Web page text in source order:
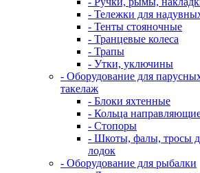
- Тележки для
- Тенты стояночные
- Транцевые колеса
- Трапы
- Утки, уключины
- Оборудование для
такелаж
- Блоки яхтенные
- Кольца
- Стопоры
- Шкоты, фалы, тросы
лодок
- Оборудование для рыбалки